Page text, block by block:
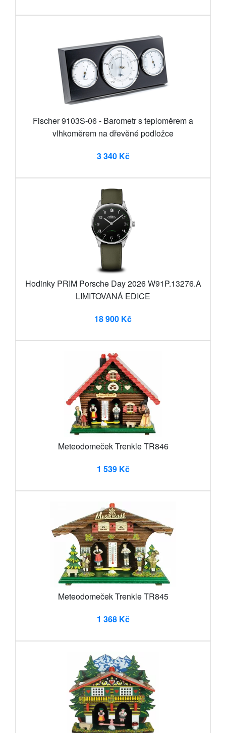
Fischer 9103S-06 - Barometr s teploměrem a
vlhkoměrem na dřevěné podložce
3 340 Kč
Hodinky PRIM Porsche Day 2026 W91P.13276.A
LIMITOVANÁ EDICE
18 900 Kč
Meteodomeček Trenkle TR846
1 539 Kč
Meteodomeček Trenkle TR845
1 368 Kč